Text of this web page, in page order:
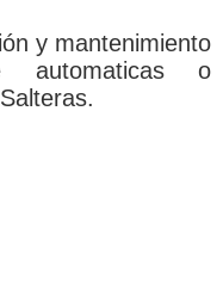
y mantenimiento
o